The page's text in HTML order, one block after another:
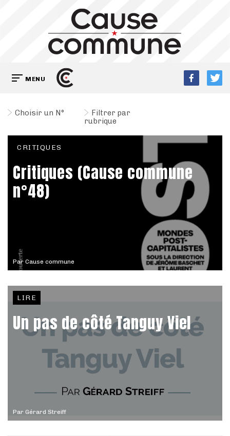
MENU
Choisir un N°
Filtrer par
rubrique
Par Cause commune
CRITIQUES
Critiques (Cause commune
n°48)
Par Gérard Streiff
LIRE
Un pas de côté Tanguy Viel